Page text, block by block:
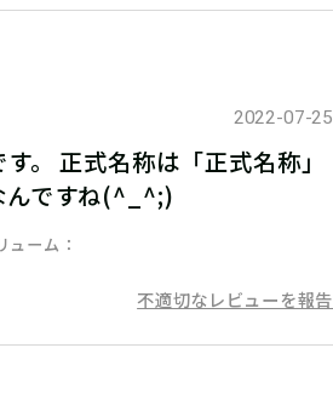
2022-07-25
。 正式名称は「正式名称」
んですね(^_^;)
ューム
不適切なレビューを報告